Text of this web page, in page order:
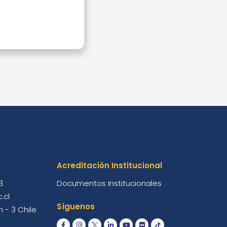
- 3 Chile
Acreditación Institucional
Documentos Institucionales
Síguenos